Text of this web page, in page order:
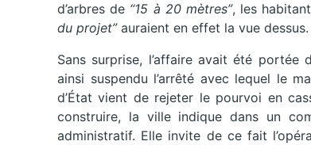
d’arbres de “15 à 20 mètres”, les
du projet”auraient en effet la vue dessus.
Sans surprise, l’affaire avait été
ainsi suspendu l’arrêté avec lequel le
d’État vient de rejeter le pourvoi en
construire, la ville indique dans un
administratif. Elle invite de ce fait